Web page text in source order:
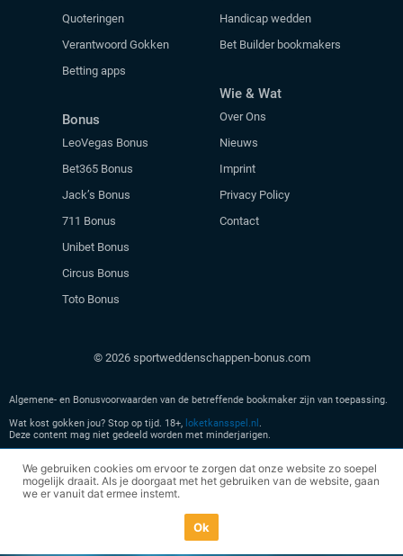
Quoteringen
Verantwoord Gokken
Betting apps
Bonus
LeoVegas Bonus
Bet365 Bonus
Jack’s Bonus
711 Bonus
Unibet Bonus
Circus Bonus
Toto Bonus
Handicap wedden
Bet Builder bookmakers
Wie & Wat
Over Ons
Nieuws
Imprint
Privacy Policy
Contact
© 2026 sportweddenschappen-bonus.com
Algemene- en Bonusvoorwaarden van de betreffende bookmaker zijn van toepassing.
Wat kost gokken jou? Stop op tijd. 18+, loketkansspel.nl .
Deze content mag niet gedeeld worden met minderjarigen.
spelen.
We gebruiken cookies om ervoor te zorgen dat onze website zo soepel
mogelijk draait. Als je doorgaat met het gebruiken van de website, gaan
we er vanuit dat ermee instemt.
Ok